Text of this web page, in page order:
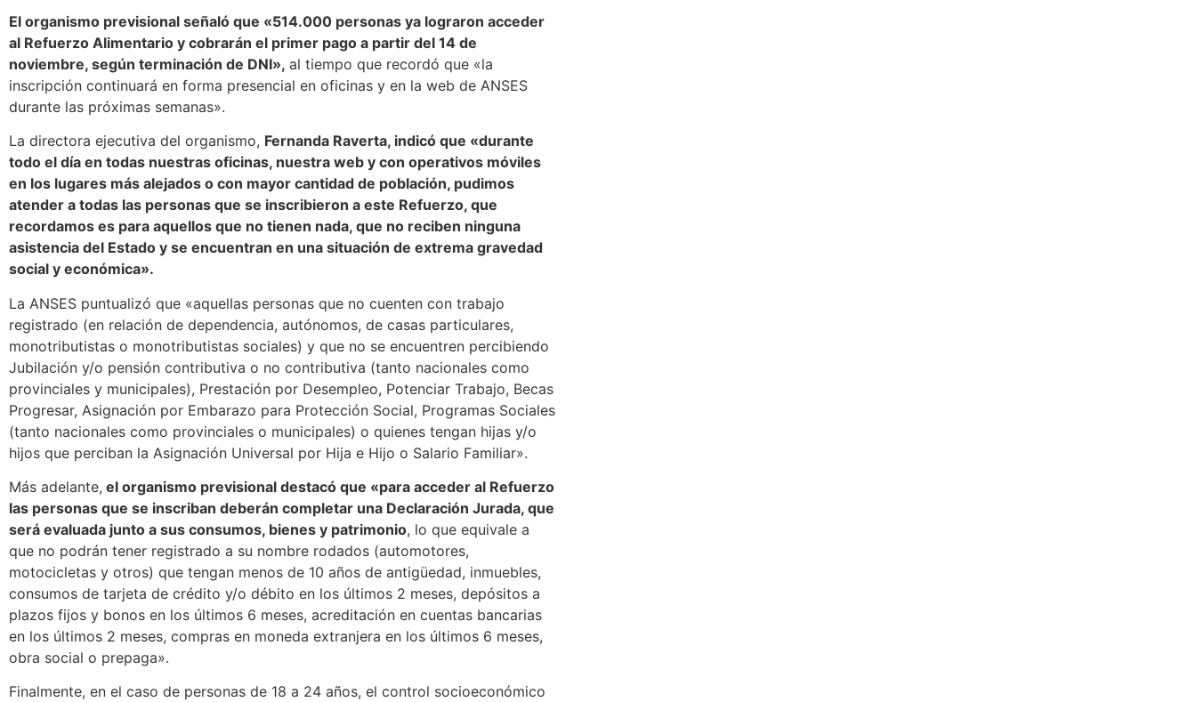
El organismo previsional señaló que «514.000 personas ya lograron acceder
al Refuerzo Alimentario y cobrarán el primer pago a partir del 14 de
noviembre, según terminación de DNI», al tiempo que recordó que «la
inscripción continuará en forma presencial en oficinas y en la web de ANSES
durante las próximas semanas».
La directora ejecutiva del organismo, Fernanda Raverta, indicó que «durante
todo el día en todas nuestras oficinas, nuestra web y con operativos móviles
en los lugares más alejados o con mayor cantidad de población, pudimos
atender a todas las personas que se inscribieron a este Refuerzo, que
recordamos es para aquellos que no tienen nada, que no reciben ninguna
asistencia del Estado y se encuentran en una situación de extrema gravedad
social y económica».
La ANSES puntualizó que «aquellas personas que no cuenten con trabajo
registrado (en relación de dependencia, autónomos, de casas particulares,
monotributistas o monotributistas sociales) y que no se encuentren percibiendo
Jubilación y/o pensión contributiva o no contributiva (tanto nacionales como
provinciales y municipales), Prestación por Desempleo, Potenciar Trabajo, Becas
Progresar, Asignación por Embarazo para Protección Social, Programas Sociales
(tanto nacionales como provinciales o municipales) o quienes tengan hijas y/o
hijos que perciban la Asignación Universal por Hija e Hijo o Salario Familiar».
Más adelante, el organismo previsional destacó que «para acceder al Refuerzo
las personas que se inscriban deberán completar una Declaración Jurada, que
será evaluada junto a sus consumos, bienes y patrimonio, lo que equivale a
que no podrán tener registrado a su nombre rodados (automotores,
motocicletas y otros) que tengan menos de 10 años de antigüedad, inmuebles,
consumos de tarjeta de crédito y/o débito en los últimos 2 meses, depósitos a
plazos fijos y bonos en los últimos 6 meses, acreditación en cuentas bancarias
en los últimos 2 meses, compras en moneda extranjera en los últimos 6 meses,
obra social o prepaga».
Finalmente, en el caso de personas de 18 a 24 años, el control socioeconómico